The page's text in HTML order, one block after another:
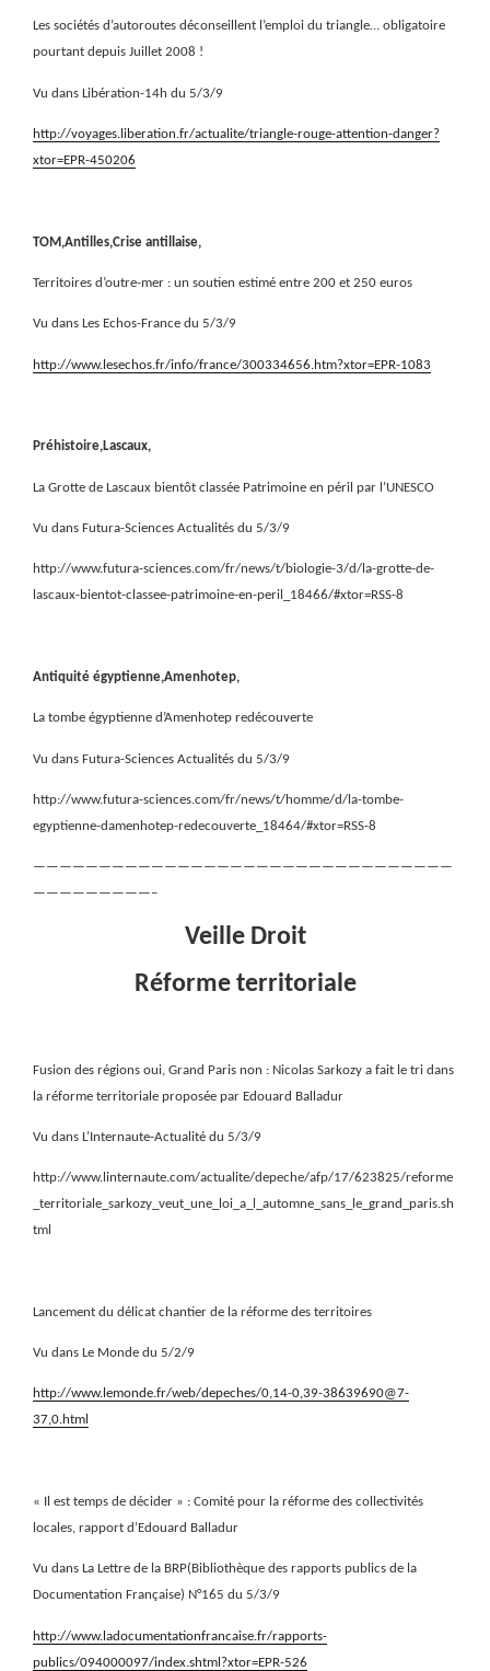
Les sociétés d’autoroutes déconseillent l’emploi du triangle… obligatoire
pourtant depuis Juillet 2008 !
Vu dans Libération-14h du 5/3/9
http://voyages.liberation.fr/actualite/triangle-rouge-attention-danger?
xtor=EPR-450206
TOM,Antilles,Crise antillaise,
Territoires d’outre-mer : un soutien estimé entre 200 et 250 euros
Vu dans Les Echos-France du 5/3/9
http://www.lesechos.fr/info/france/300334656.htm?xtor=EPR-1083
Préhistoire,Lascaux,
La Grotte de Lascaux bientôt classée Patrimoine en péril par l’UNESCO
Vu dans Futura-Sciences Actualités du 5/3/9
http://www.futura-sciences.com/fr/news/t/biologie-3/d/la-grotte-de-
lascaux-bientot-classee-patrimoine-en-peril_18466/#xtor=RSS-8
Antiquité égyptienne,Amenhotep,
La tombe égyptienne d’Amenhotep redécouverte
Vu dans Futura-Sciences Actualités du 5/3/9
http://www.futura-sciences.com/fr/news/t/homme/d/la-tombe-
egyptienne-damenhotep-redecouverte_18464/#xtor=RSS-8
————————————————————————————————
—————————–
Veille Droit
Réforme territoriale
Fusion des régions oui, Grand Paris non : Nicolas Sarkozy a fait le tri dans
la réforme territoriale proposée par Edouard Balladur
Vu dans L’Internaute-Actualité du 5/3/9
http://www.linternaute.com/actualite/depeche/afp/17/623825/reforme
_territoriale_sarkozy_veut_une_loi_a_l_automne_sans_le_grand_paris.sh
tml
Lancement du délicat chantier de la réforme des territoires
Vu dans Le Monde du 5/2/9
http://www.lemonde.fr/web/depeches/0,14-0,39-38639690@7-
37,0.html
« Il est temps de décider » : Comité pour la réforme des collectivités
locales, rapport d’Edouard Balladur
Vu dans La Lettre de la BRP(Bibliothèque des rapports publics de la
Documentation Française) N°165 du 5/3/9
http://www.ladocumentationfrancaise.fr/rapports-
publics/094000097/index.shtml?xtor=EPR-526